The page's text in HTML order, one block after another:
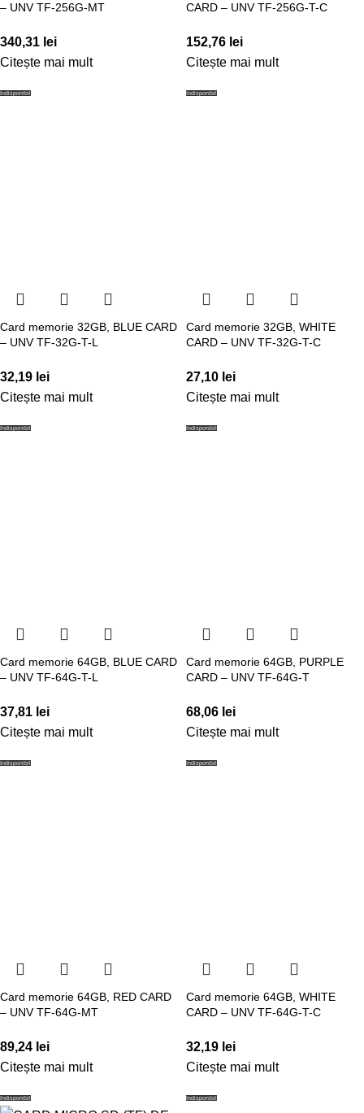
– UNV TF-256G-MT
340,31 lei
Citește mai mult
CARD – UNV TF-256G-T-C
152,76 lei
Citește mai mult
Indisponibil
Card memorie 32GB, BLUE CARD
– UNV TF-32G-T-L
32,19 lei
Citește mai mult
Indisponibil
Card memorie 32GB, WHITE
CARD – UNV TF-32G-T-C
27,10 lei
Citește mai mult
Indisponibil
Card memorie 64GB, BLUE CARD
– UNV TF-64G-T-L
37,81 lei
Citește mai mult
Indisponibil
Card memorie 64GB, PURPLE
CARD – UNV TF-64G-T
68,06 lei
Citește mai mult
Indisponibil
Card memorie 64GB, RED CARD
– UNV TF-64G-MT
89,24 lei
Citește mai mult
Indisponibil
Card memorie 64GB, WHITE
CARD – UNV TF-64G-T-C
32,19 lei
Citește mai mult
Indisponibil Indisponibil